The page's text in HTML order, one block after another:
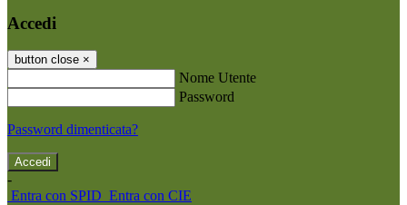
Accedi
button close ×
Nome Utente
Password
Password dimenticata?
-
Entra con SPID Entra con CIE